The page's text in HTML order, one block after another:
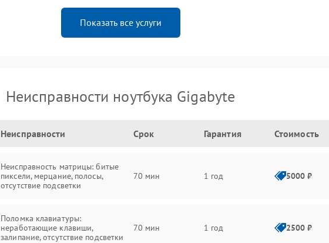
Показать все услуги
Неисправности ноутбука Gigabyte
Неисправности Срок Гарантия Стоимость
Неисправность матрицы: битые
пиксели, мерцание, полосы,
отсутствие подсветки
70 мин 1 год 5000 ₽
Поломка клавиатуры:
неработающие клавиши,
залипание, отсутствие подсветки
70 мин 1 год 2500 ₽